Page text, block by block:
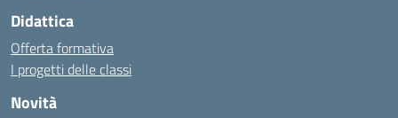
Didattica
Offerta formativa
I progetti delle classi
Novità